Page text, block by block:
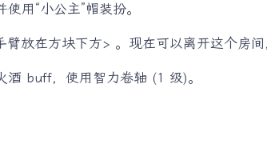
用“小公主”帽装扮。
放在方块下方> 。现在可以离开这个房间
酒 buff，使用智力卷轴 (1 级)。